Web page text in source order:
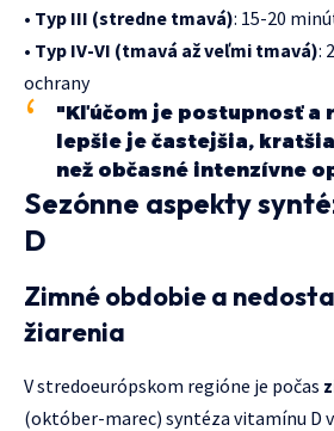
• Typ III (stredne tmavá): 15-20
• Typ IV-VI (tmavá až veľmi tmavá):
ochrany
"Kľúčom je postupnosť a
lepšie je častejšia,
než občasné intenzívne
Sezónne aspekty
D
Zimné obdobie a
žiarenia
V stredoeurópskom regióne je počas
(október-marec) syntéza vitamínu D